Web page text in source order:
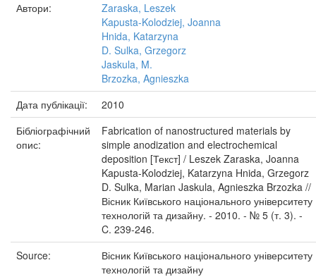
Автори:
Zaraska, Leszek
Kapusta-Kolodziej, Joanna
Hnida, Katarzyna
D. Sulka, Grzegorz
Jaskula, M.
Brzozka, Agnieszka
Дата публікації:
2010
Бібліографічний
опис:
Fabrication of nanostructured materials by
simple anodization and electrochemical
deposition [Текст] / Leszek Zaraska, Joanna
Kapusta-Kolodziej, Katarzyna Hnida, Grzegorz
D. Sulka, Marian Jaskula, Agnieszka Brzozka //
Вісник Київського національного університету
технологій та дизайну. - 2010. - № 5 (т. 3). -
C. 239-246.
Source:
Вісник Київського національного університету
технологій та дизайну